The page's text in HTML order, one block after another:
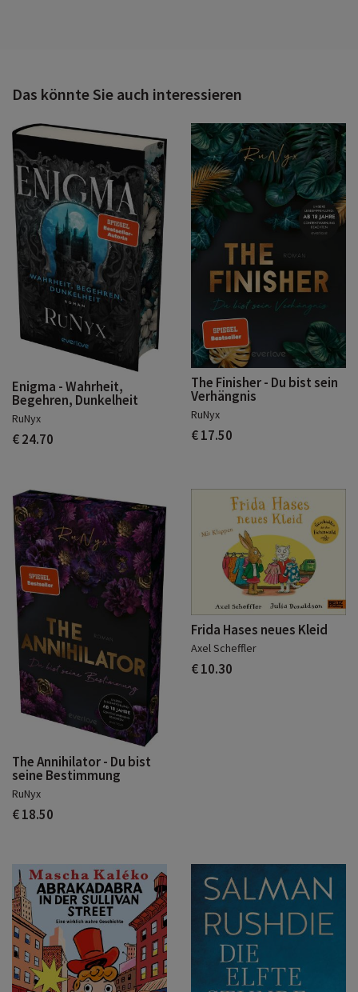
Das könnte Sie auch interessieren
Enigma - Wahrheit,
Begehren, Dunkelheit
RuNyx
€ 24.70
The Finisher - Du bist sein
Verhängnis
RuNyx
€ 17.50
The Annihilator - Du bist
seine Bestimmung
RuNyx
€ 18.50
Frida Hases neues Kleid
Axel Scheffler
€ 10.30